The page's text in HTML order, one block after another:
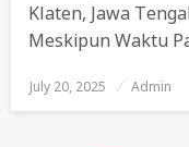
Klaten, Jawa
Meskipun Waktu
Posted
On
July 20, 2025 Admin